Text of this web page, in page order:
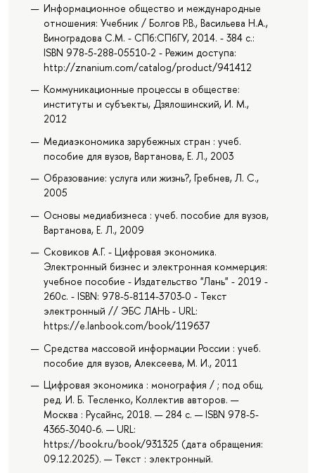
Информационное общество и международные
отношения: Учебник / Болгов Р.В., Васильева Н.А.,
Виноградова С.М. - СПб:СПбГУ, 2014. - 384 с.:
ISBN 978-5-288-05510-2 - Режим доступа:
http://znanium.com/catalog/product/941412
Коммуникационные процессы в обществе:
институты и субъекты, Дзялошинский, И. М.,
2012
Медиаэкономика зарубежных стран : учеб.
пособие для вузов, Вартанова, Е. Л., 2003
Образование: услуга или жизнь?, Гребнев, Л. С.,
2005
Основы медиабизнеса : учеб. пособие для вузов,
Вартанова, Е. Л., 2009
Сковиков А.Г. - Цифровая экономика.
Электронный бизнес и электронная коммерция:
учебное пособие - Издательство "Лань" - 2019 -
260с. - ISBN: 978-5-8114-3703-0 - Текст
электронный // ЭБС ЛАНЬ - URL:
https://e.lanbook.com/book/119637
Средства массовой информации России : учеб.
пособие для вузов, Алексеева, М. И., 2011
Цифровая экономика : монография / ; под общ.
ред. И. Б. Тесленко, Коллектив авторов. —
Москва : Русайнс, 2018. — 284 с. — ISBN 978-5-
4365-3040-6. — URL:
https://book.ru/book/931325 (дата обращения:
09.12.2025). — Текст : электронный.